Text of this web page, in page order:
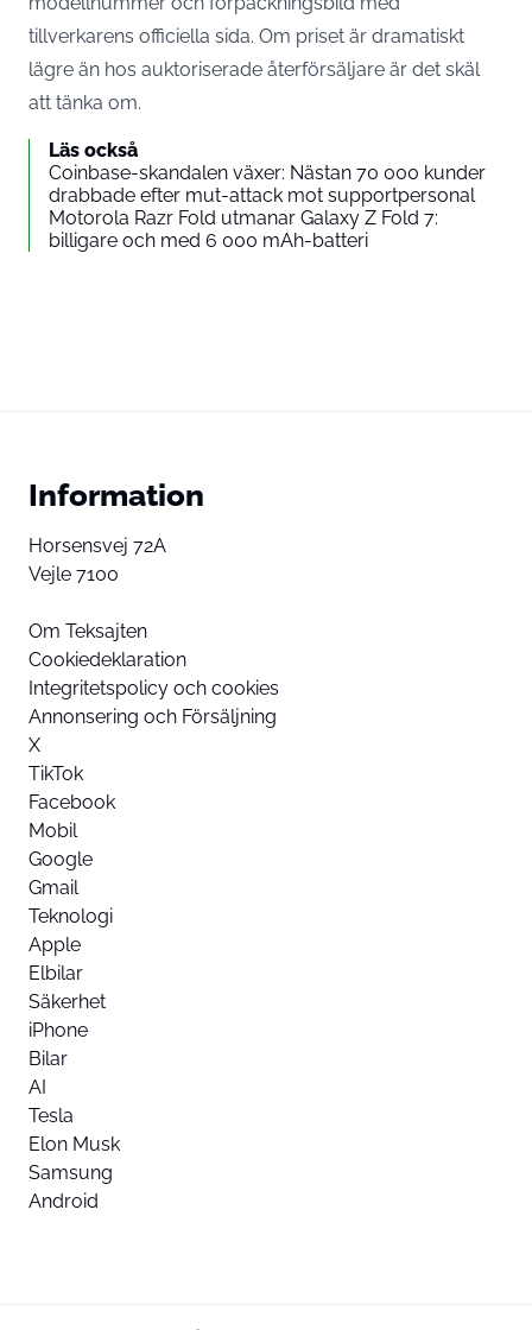
tillverkarens officiella sida. Om priset är dramatiskt
lägre än hos auktoriserade återförsäljare är det skäl
att tänka om.
Läs också
Coinbase-skandalen växer: Nästan 70 000 kunder
drabbade efter mut-attack mot supportpersonal
Motorola Razr Fold utmanar Galaxy Z Fold 7:
billigare och med 6 000 mAh-batteri
Information
Horsensvej 72A
Vejle 7100
Om Teksajten
Cookiedeklaration
Integritetspolicy och cookies
Annonsering och Försäljning
X
TikTok
Facebook
Mobil
Google
Gmail
Teknologi
Apple
Elbilar
Säkerhet
iPhone
Bilar
AI
Tesla
Elon Musk
Samsung
Android